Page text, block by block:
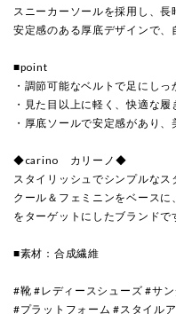
スニーカーソールを採用し、長
安定感のある厚底デザインで、
■point
・調節可能なベルトで足にしっ
・見た目以上に軽く、快適な履
・厚底ソールで安定感があり
◆carino カリーノ◆
スタイリッシュでシンプルなス
クール＆フェミニンをベース
をターゲットにしたブランドで
■素材：合成繊維
#靴 #レディースシューズ #サ
#プラットフォーム #スタイル